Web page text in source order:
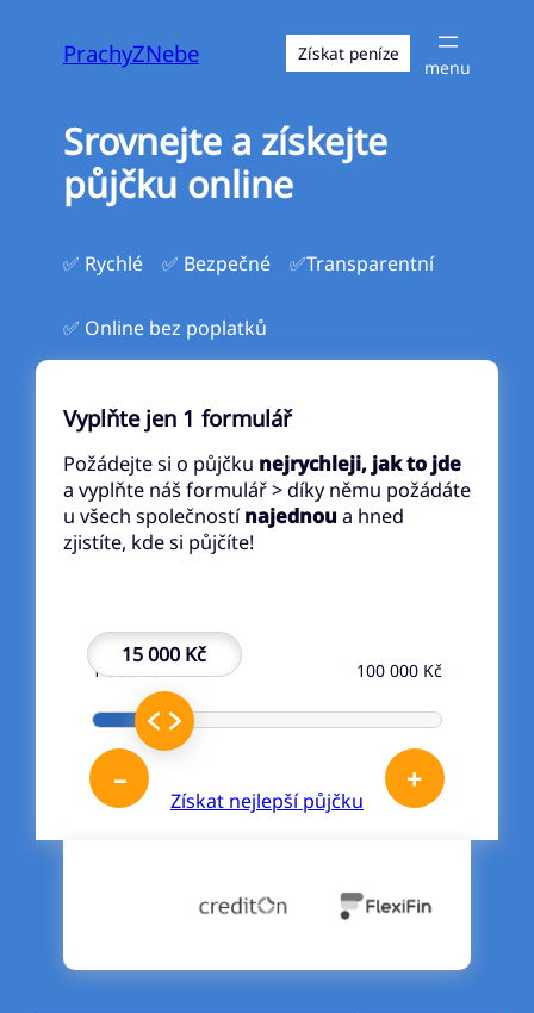
PrachyZNebe Získat peníze
Srovnejte a získejte
půjčku online
✅ Rychlé ✅ Bezpečné ✅Transparentní
✅ Online bez poplatků
Vyplňte jen 1 formulář
Požádejte si o půjčku nejrychleji, jak to jde
a vyplňte náš formulář > díky němu požádáte
u všech společnostínajednou a hned
zjistíte, kde si půjčíte!
15 000 Kč
– +
1 000 Kč 100 000 Kč
Získat nejlepší půjčku